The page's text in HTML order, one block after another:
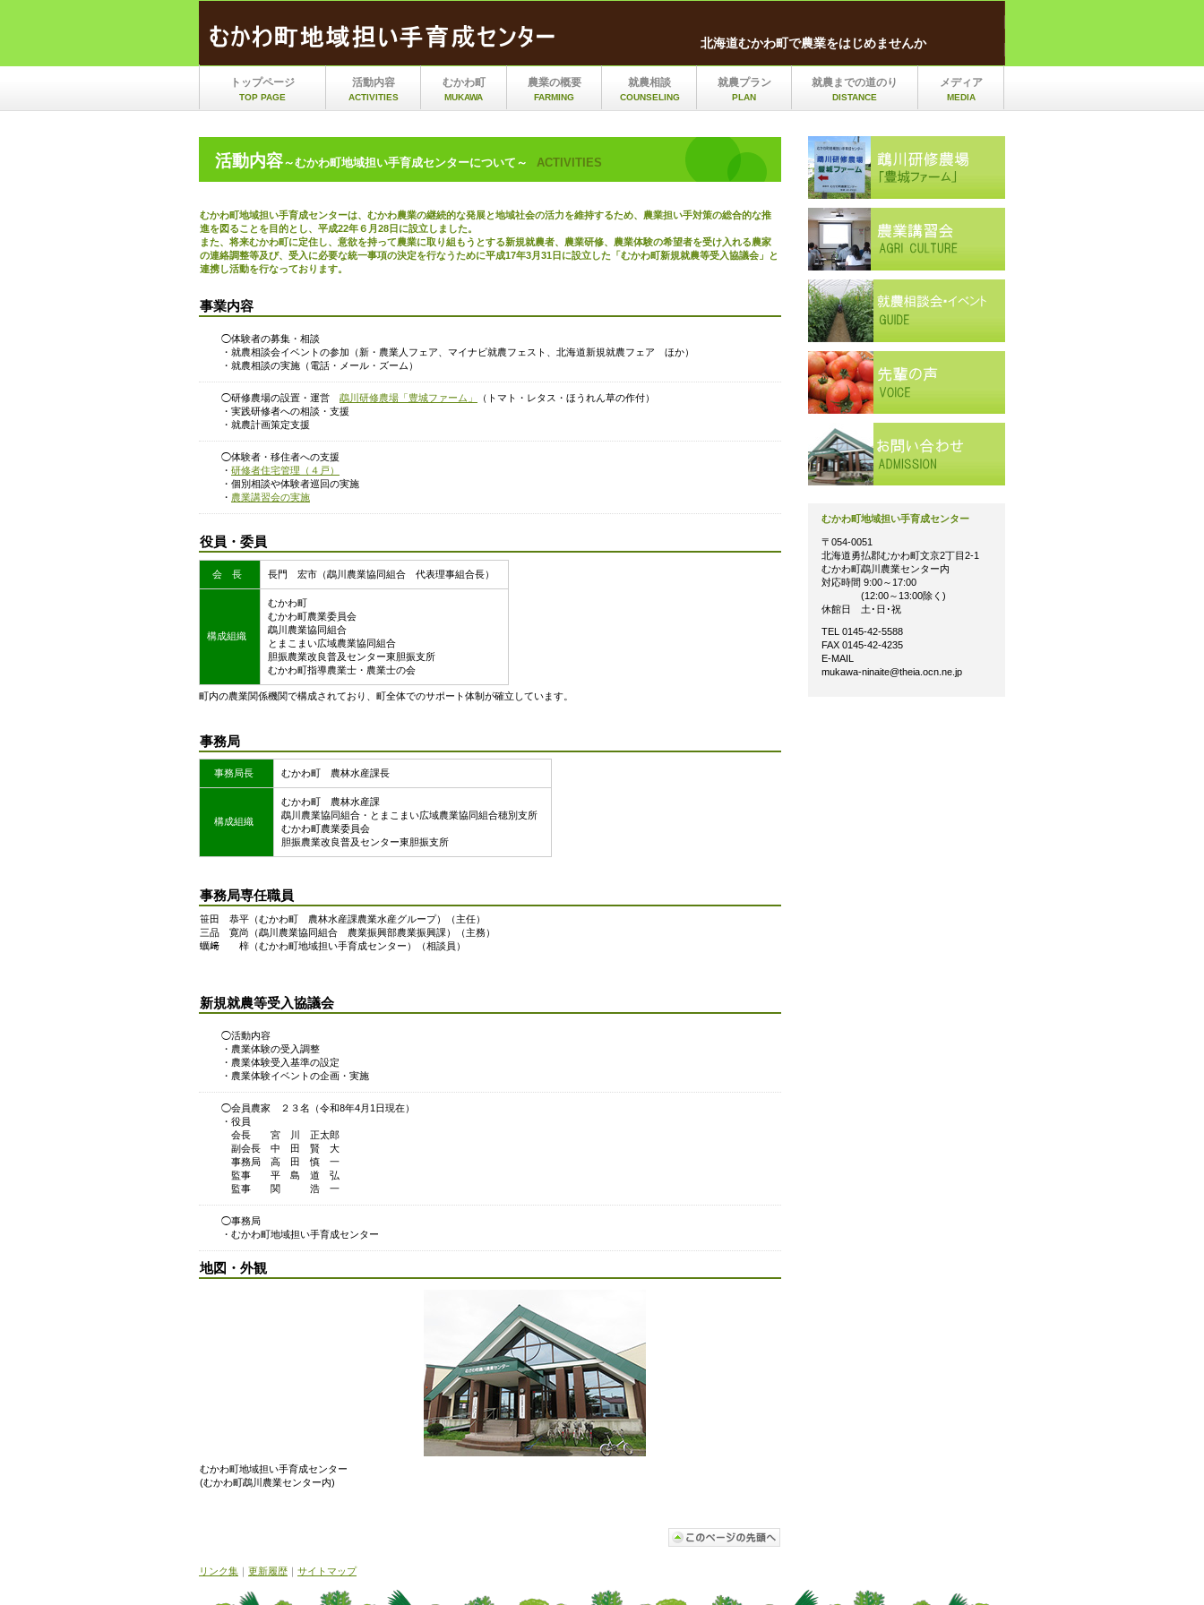
北海道むかわ町で農業をはじめませんか
活動内容～むかわ町地域担い手育成センターについて～ ACTIVITIES
むかわ町地域担い手育成センターは、むかわ農業の継続的な発展と地域社会の活力を維持するため、農業担い手対策の総合的な推
進を図ることを目的とし、平成22年６月28日に設立しました。
また、将来むかわ町に定住し、意欲を持って農業に取り組もうとする新規就農者、農業研修、農業体験の希望者を受け入れる農家
の連絡調整等及び、受入に必要な統一事項の決定を行なうために平成17年3月31日に設立した「むかわ町新規就農等受入協議会」と
連携し活動を行なっております。
事業内容
◯体験者の募集・相談
・就農相談会イベントの参加（新・農業人フェア、マイナビ就農フェスト、北海道新規就農フェア ほか）
・就農相談の実施（電話・メール・ズーム）
◯研修農場の設置・運営 鵡川研修農場「豊城ファーム」
（トマト・レタス・ほうれん草の作付）
・実践研修者への相談・支援
・就農計画策定支援
◯体験者・移住者への支援
・ 研修者住宅管理（４戸）
・個別相談や体験者巡回の実施
・ 農業講習会の実施
役員・委員
会 長 長門 宏市（鵡川農業協同組合 代表理事組合長）
構成組織
むかわ町
むかわ町農業委員会
鵡川農業協同組合
とまこまい広域農業協同組合
胆振農業改良普及センター東胆振支所
むかわ町指導農業士・農業士の会
町内の農業関係機関で構成されており、町全体でのサポート体制が確立しています。
事務局
事務局長 むかわ町 農林水産課長
構成組織
むかわ町 農林水産課
鵡川農業協同組合・とまこまい広域農業協同組合穂別支所
むかわ町農業委員会
胆振農業改良普及センター東胆振支所
事務局専任職員
笹田 恭平（むかわ町 農林水産課農業水産グループ）（主任）
三品 寛尚（鵡川農業協同組合 農業振興部農業振興課）（主務）
蠣﨑 梓（むかわ町地域担い手育成センター）（相談員）
新規就農等受入協議会
◯活動内容
・農業体験の受入調整
・農業体験受入基準の設定
・農業体験イベントの企画・実施
◯会員農家 ２３名（令和8年4月1日現在）
・役員
会長 宮 川 正太郎
副会長 中 田 賢 大
事務局 高 田 慎 一
監事 平 島 道 弘
監事 関 浩 一
◯事務局
・むかわ町地域担い手育成センター
地図・外観
むかわ町地域担い手育成センター
(むかわ町鵡川農業センター内)
リンク集 更新履歴 サイトマップ
トップページ
TOP PAGE
活動内容
ACTIVITIES
むかわ町
MUKAWA
農業の概要
FARMING
就農相談
COUNSELING
就農プラン
PLAN
就農までの道のり
DISTANCE
メディア
MEDIA
むかわ町地域担い手育成センター
〒054-0051
北海道勇払郡むかわ町文京2丁目2-1
むかわ町鵡川農業センター内
対応時間 9:00～17:00
(12:00～13:00除く)
休館日 土･日･祝
TEL 0145-42-5588
FAX 0145-42-4235
E-MAIL
mukawa-ninaite@theia.ocn.ne.jp